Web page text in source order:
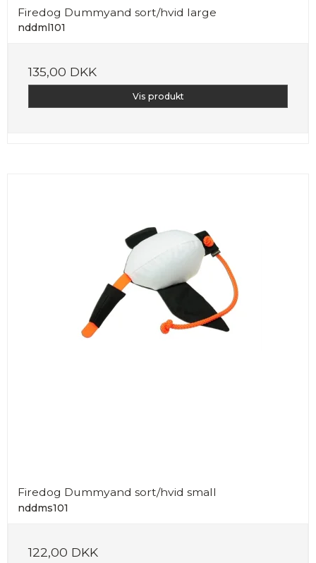
Firedog Dummyand sort/hvid large
nddml101
135,00 DKK
Vis produkt
Firedog Dummyand sort/hvid small
nddms101
122,00 DKK